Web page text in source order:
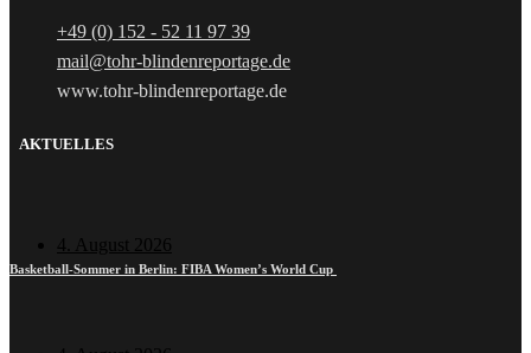
+49 (0) 152 - 52 11 97 39
mail@tohr-blindenreportage.de
www.tohr-blindenreportage.de
AKTUELLES
4. August 2026
Basketball-Sommer in Berlin: FIBA Women’s World Cup